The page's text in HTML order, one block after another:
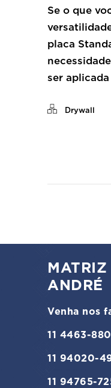
Se o que
placa
ser aplicada
Drywall
ANDRÉ
Venha nos
11 4463-
11 94020-
11 94765-